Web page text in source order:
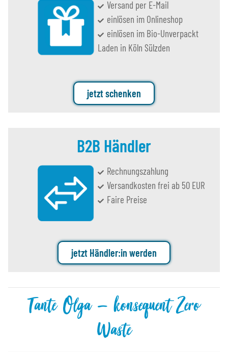
Versand per E-Mail
einlösen im Onlineshop
einlösen im Bio-Unverpackt
Laden in Köln Sülzden
jetzt schenken
B2B Händler
Rechnungszahlung
Versandkosten frei ab 50 EUR
Faire Preise
jetzt Händler:in werden
Tante Olga – konsequent Zero
Waste